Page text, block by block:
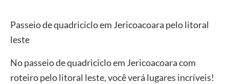
Passeio de quadriciclo em Jericoacoara pelo litoral
leste
No passeio de quadriciclo em Jericoacoara com
roteiro pelo litoral leste, você verá lugares incríveis!